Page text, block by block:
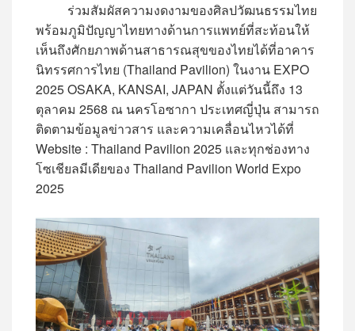
ร่วมสัมผัสความงดงามของศิลปวัฒนธรรมไทย
พร้อมภูมิปัญญาไทยทางด้านการแพทย์ที่สะท้อนให้
เห็นถึงศักยภาพด้านสาธารณสุขของไทยได้ที่อาคาร
นิทรรศการไทย (Thailand Pavilion) ในงาน EXPO
2025 OSAKA, KANSAI, JAPAN ตั้งแต่วันนี้ถึง 13
ตุลาคม 2568 ณ นครโอซากา ประเทศญี่ปุ่น สามารถ
ติดตามข้อมูลข่าวสาร และความเคลื่อนไหวได้ที่
Website : Thailand Pavilion 2025 และทุกช่องทาง
โซเชียลมีเดียของ Thailand Pavilion World Expo
2025